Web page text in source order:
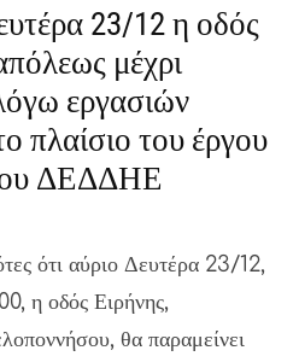
23/12 η οδός
μέχρι
εργασιών
πλαίσιο του έργου
ΔΕΔΔΗΕ
ότι αύριο Δευτέρα 23/12,
η οδός Ειρήνης,
θα παραμείνει